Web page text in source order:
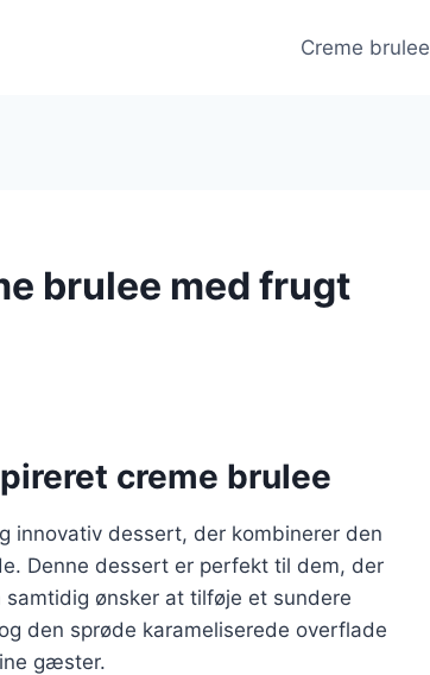
Creme brulee
brulee med frugt
creme brulee
innovativ dessert, der kombinerer den
Denne dessert er perfekt til dem, der
ønsker at tilføje et sundere
den sprøde karameliserede overflade
gæster.